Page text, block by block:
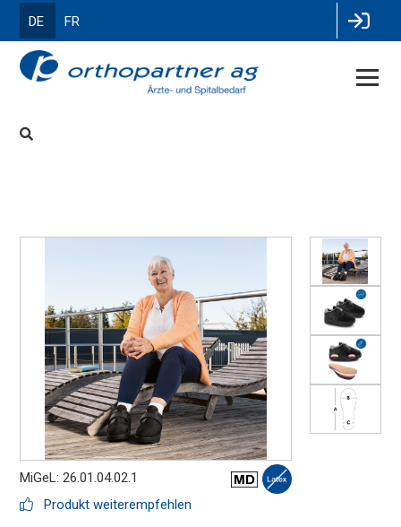
DE FR
MiGeL: 26.01.04.02.1
Produkt weiterempfehlen